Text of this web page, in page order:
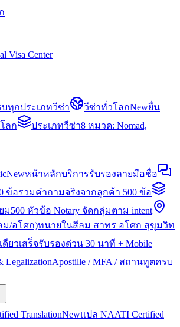
Visa Center
ทุกประเภทวีซ่า วีซ่าทั่วโลกNewยื่น
ลก
ประเภทวีซ่า8 หมวด: Nomad,
Newหน้าหลักบริการรับรองลายมือชื่อ
ข้อรวมคำถามจริงจากลูกค้า 500 ข้อ
ม500 หัวข้อ Notary จัดกลุ่มตาม intent
ม/อโศก)ทนายในสีลม สาทร อโศก สุขุมวิท
ยวเสร็จรับรองด่วน 30 นาที + Mobile
LegalizationApostille / MFA / สถานทูตครบ
TranslationNewแปล NAATI Certified